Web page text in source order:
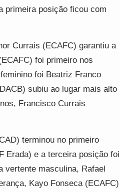
primeira posição ficou com
Currais (ECAFC) garantiu a
foi primeiro nos
foi Beatriz Franco
subiu ao lugar mais alto
Francisco Currais
terminou no primeiro
Erada) e a terceira posição foi
vertente masculina, Rafael
Kayo Fonseca (ECAFC)